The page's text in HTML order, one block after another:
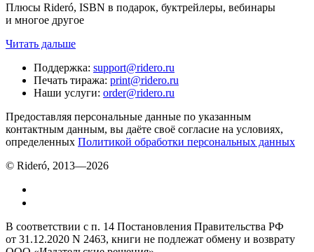
Плюсы Rideró, ISBN в подарок, буктрейлеры, вебинары
и многое другое
Читать дальше
Поддержка: support@ridero.ru
Печать тиража: print@ridero.ru
Наши услуги: order@ridero.ru
Предоставляя персональные данные по указанным
контактным данным, вы даёте своё согласие на условиях,
определенных Политикой обработки персональных данных
© Rideró, 2013—2026
В соответствии с п. 14 Постановления Правительства РФ
от 31.12.2020 N 2463, книги не подлежат обмену и возврату